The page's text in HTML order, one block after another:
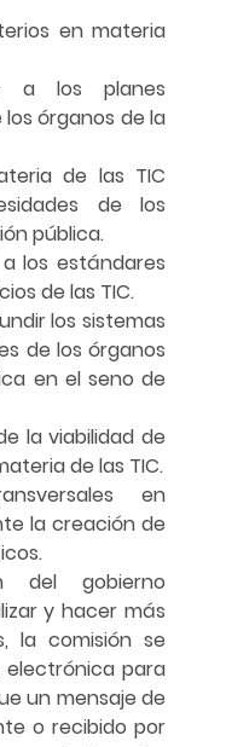
en materia
a los planes
los órganos de la
de las TIC
de los
pública.
a los estándares
de las TIC.
los sistemas
de los órganos
en el seno de
la viabilidad de
de las TIC.
en
la creación de
del gobierno
y hacer más
la comisión se
electrónica para
un mensaje de
o recibido por